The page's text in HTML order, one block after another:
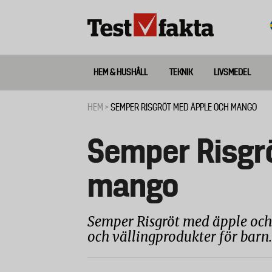
Huvudmeny
ny
HEM & HUSHÅLL TEKNIK LIVSMEDEL
HEM SEMPER RISGRÖT MED ÄPPLE OCH MANGO
Semper
mango
Semper Risgröt med äpple
och vällingprodukter för barn.